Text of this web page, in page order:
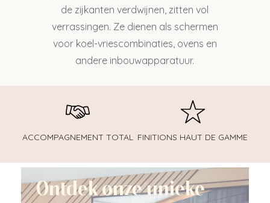
de zijkanten verdwijnen, zitten vol
verrassingen. Ze dienen als schermen
voor koel-vriescombinaties, ovens en
andere inbouwapparatuur.
ACCOMPAGNEMENT TOTAL FINITIONS HAUT DE GAMME
Ontdek onze unieke